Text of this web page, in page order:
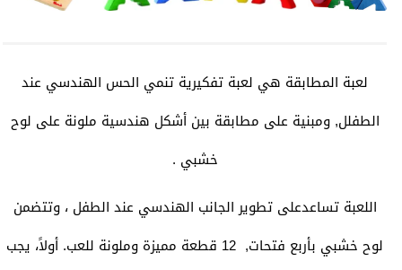
لعبة المطابقة هي لعبة تفكيرية تنمي الحس الهندسي عند
الطفلل, ومبنية على مطابقة بين أشكل هندسية ملونة على لوح
خشبي .
اللعبة تساعدعلى تطوير الجانب الهندسي عند الطفل ، وتتضمن
لوح خشبي بأربع فتحات, 12 قطعة مميزة وملونة للعب. أولاً، يجب